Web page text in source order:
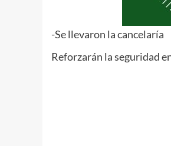
-Se llevaron la cancelaría
Reforzarán la seguridad